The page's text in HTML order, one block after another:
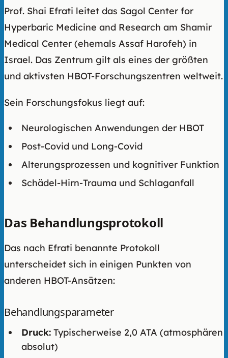
Prof. Shai Efrati leitet das Sagol Center for
Hyperbaric Medicine and Research am Shamir
Medical Center (ehemals Assaf Harofeh) in
Israel. Das Zentrum gilt als eines der größten
und aktivsten HBOT-Forschungszentren weltweit.
Sein Forschungsfokus liegt auf:
Neurologischen Anwendungen der HBOT
Post-Covid und Long-Covid
Alterungsprozessen und kognitiver Funktion
Schädel-Hirn-Trauma und Schlaganfall
Das Behandlungsprotokoll
Das nach Efrati benannte Protokoll
unterscheidet sich in einigen Punkten von
anderen HBOT-Ansätzen:
Behandlungsparameter
Druck: Typischerweise 2,0 ATA (atmosphären
absolut)